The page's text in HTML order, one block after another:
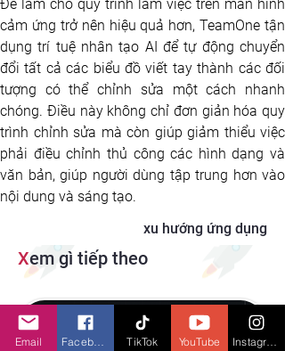
Để làm cho quy trình làm việc trên màn hình
cảm ứng trở nên hiệu quả hơn, TeamOne tận
dụng trí tuệ nhân tạo AI để tự động chuyển
đổi tất cả các biểu đồ viết tay thành các đối
tượng có thể chỉnh sửa một cách nhanh
chóng. Điều này không chỉ đơn giản hóa quy
trình chỉnh sửa mà còn giúp giảm thiểu việc
phải điều chỉnh thủ công các hình dạng và
văn bản, giúp người dùng tập trung hơn vào
nội dung và sáng tạo.
xu hướng ứng dụng
Xem gì tiếp theo
Email TikTok YouTube